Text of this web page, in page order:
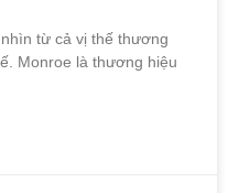
từ cả vị thế thương
Monroe là thương hiệu